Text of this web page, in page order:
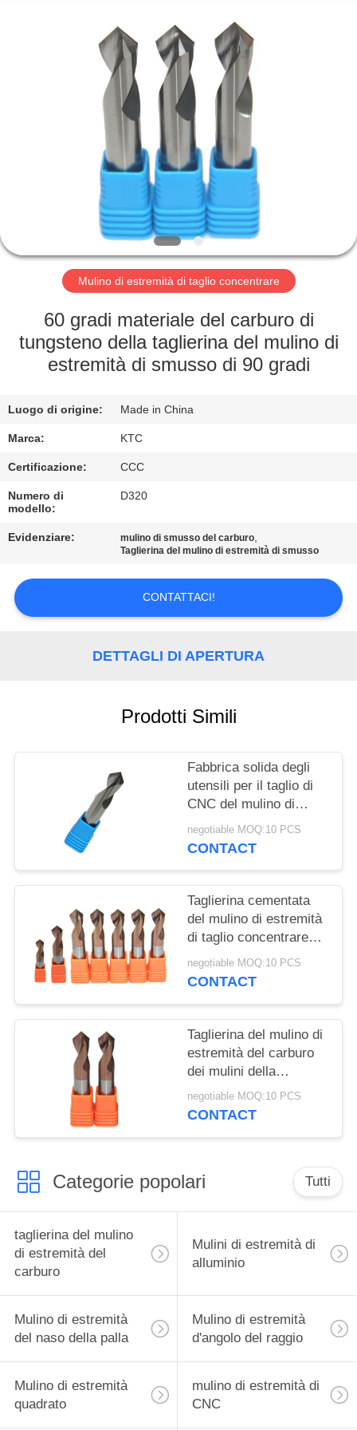
PRODOTTI
GIRO
DELLA
FABBRICA
CONTROLLO
QUALITÀ
CONTATTICI
RICHIEDA
UNA
MAPPA
POLICY
Mulino di estremità di taglio concentrare
60 gradi materiale del carburo di
tungsteno della taglierina del mulino di
estremità di smusso di 90 gradi
Luogo di origine: Made in China
Marca: KTC
Certificazione: CCC
Numero di
modello:
D320
Evidenziare: mulino di smusso del carburo,
Taglierina del mulino di estremità di smusso
CONTATTACI!
DETTAGLI DI APERTURA
Prodotti Simili
Fabbrica solida degli
utensili per il taglio di
CNC del mulino di
estremità di taglio
concentrare del
di smusso
negotiable MOQ:10 PCS
CONTACT
Taglierina cementata
del mulino di estremità
di taglio concentrare
del mulino di estremità
del carburo di
negotiable MOQ:10 PCS
CONTACT
Taglierina del mulino di
estremità del carburo
dei mulini della
taglierina del mulino di
estremità di
negotiable MOQ:10 PCS
CONTACT
Categorie popolari Tutti
taglierina del mulino
di estremità del
carburo
Mulini di estremità di
alluminio
Mulino di estremità
del naso della palla
Mulino di estremità
d'angolo del raggio
Mulino di estremità
quadrato
mulino di estremità di
CNC